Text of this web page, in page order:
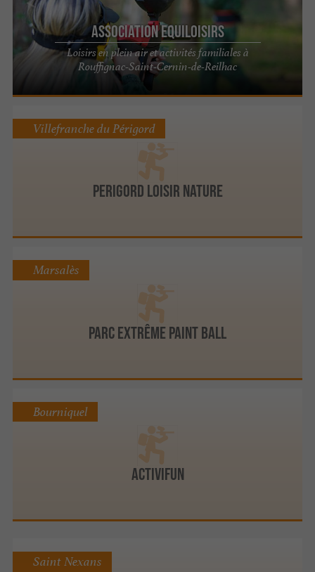
Association Equiloisirs
Loisirs en plein air et activités familiales à
Rouffignac-Saint-Cernin-de-Reilhac
PERIGORD LOISIR NATURE
Villefranche du Périgord
Parc Extrême Paint Ball
Marsalès
Activifun
Bourniquel
Saint Nexans